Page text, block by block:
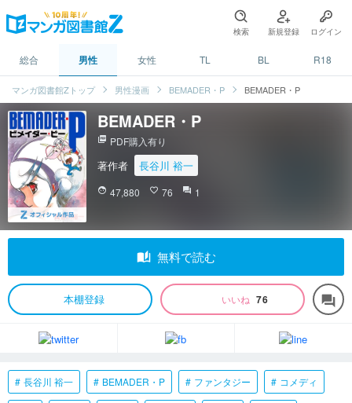
検索 新規登録 ログイン
総合 男性 女性 TL BL R18
マンガ図書館Zトップ 男性漫画 BEMADER・P BEMADER・P
BEMADER・P
picture_as_pdf PDF購入有り
著作者 長谷川 裕一
face 47,880 favorite_border 76 question_answer 1
auto_stories 無料で読む
本棚登録 いいね 76 forum
長谷川 裕一 BEMADER・P ファンタジー コメディ